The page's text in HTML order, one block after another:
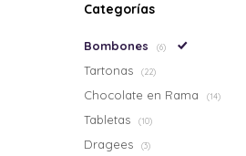
Categorías
Bombones (6)
Tartonas (22)
Chocolate en Rama (14)
Tabletas (10)
Dragees (3)